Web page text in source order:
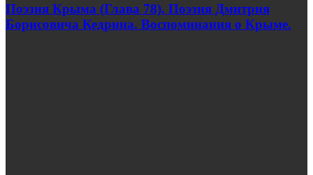
Поэзия Крыма (Глава 78). Поэзия Дмитрия
Борисовича Кедрина. Воспоминания о Крыме.